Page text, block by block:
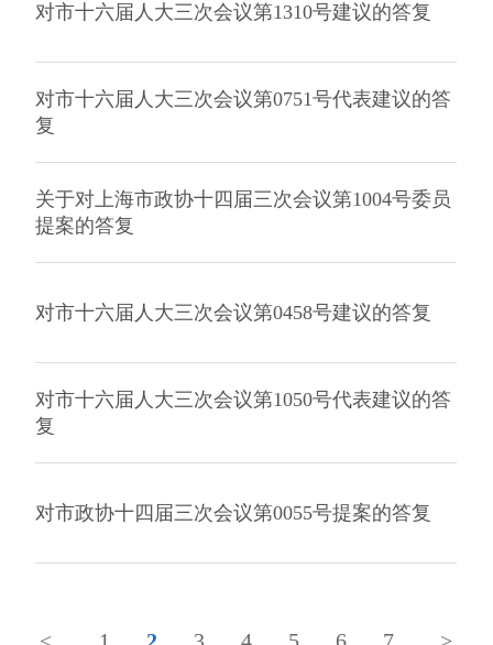
对市十六届人大三次会议第1310号建议的答复
对市十六届人大三次会议第0751号代表建议的答
复
关于对上海市政协十四届三次会议第1004号委员
提案的答复
对市十六届人大三次会议第0458号建议的答复
对市十六届人大三次会议第1050号代表建议的答
复
对市政协十四届三次会议第0055号提案的答复
< 1 2 3 4 5 6 7 >